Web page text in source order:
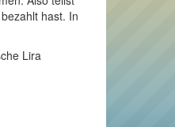
hast. In
Lira